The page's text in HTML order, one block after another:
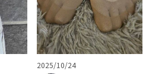
2025/10/24